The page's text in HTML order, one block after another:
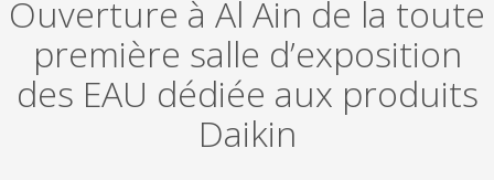
Ouverture à Al Ain de la toute
première salle d’exposition
des EAU dédiée aux produits
Daikin